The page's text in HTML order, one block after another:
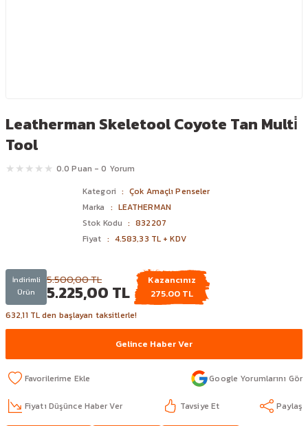
Leatherman Skeletool Coyote Tan Multi̇
Tool
0.0 Puan - 0 Yorum
Kategori
Çok Amaçlı Penseler
Marka
LEATHERMAN
Stok Kodu
832207
Fiyat
4.583,33 TL + KDV
İndirimli
Ürün
5.500,00 TL
5.225,00 TL
Kazancınız
275.00 TL
632,11 TL den başlayan taksitlerle!
Gelince Haber Ver
Google Yorumlarını Gör
Fiyatı Düşünce Haber Ver Tavsiye Et Paylaş